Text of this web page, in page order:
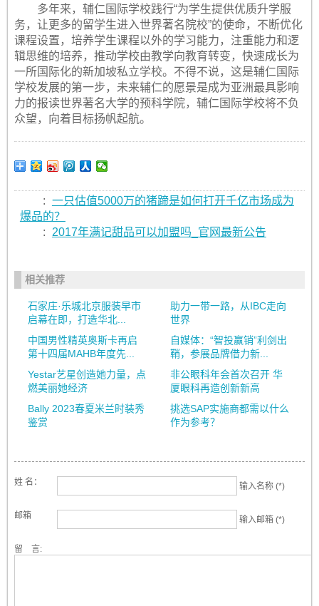
多年来，辅仁国际学校践行“为学生提供优质升学服
务，让更多的留学生进入世界著名院校”的使命，不断优化
课程设置，培养学生课程以外的学习能力，注重能力和逻
辑思维的培养，推动学校由教学向教育转变，快速成长为
一所国际化的新加坡私立学校。不得不说，这是辅仁国际
学校发展的第一步，未来辅仁的愿景是成为亚洲最具影响
力的报读世界著名大学的预科学院，辅仁国际学校将不负
众望，向着目标扬帆起航。
: 一只估值5000万的猪蹄是如何打开千亿市场成为
爆品的？
:
2017年满记甜品可以加盟吗_官网最新公告
相关推荐
石家庄·乐城北京服装早市
启幕在即，打造华北...
助力一带一路，从IBC走向
世界
中国男性精英奥斯卡再启
第十四届MAHB年度先...
自媒体：“智投赢销”利剑出
鞘，参展品牌借力新...
Yestar艺星创造她力量，点
燃美丽她经济
非公眼科年会首次召开 华
厦眼科再造创新新高
Bally 2023春夏米兰时装秀
鉴赏
挑选SAP实施商都需以什么
作为参考？
姓 名： 输入名称 (*)
邮箱 输入邮箱 (*)
留 言: